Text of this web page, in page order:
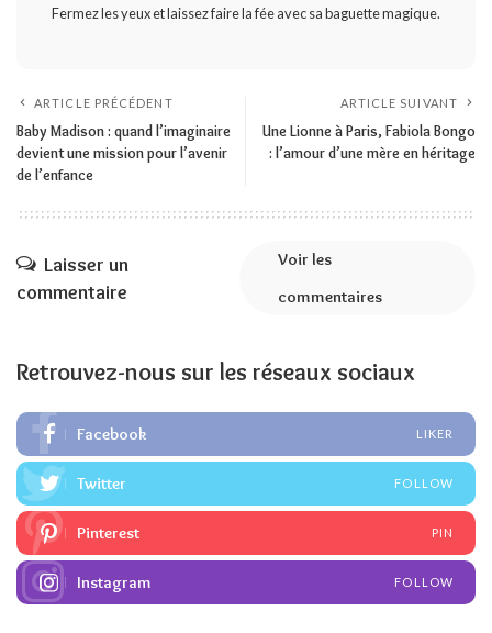
Fermez les yeux et laissez faire la fée avec sa baguette magique.
ARTICLE PRÉCÉDENT
Baby Madison : quand l’imaginaire
devient une mission pour l’avenir
de l’enfance
ARTICLE SUIVANT
Une Lionne à Paris, Fabiola Bongo
: l’amour d’une mère en héritage
Laisser un
commentaire
Voir les
commentaires
Retrouvez-nous sur les réseaux sociaux
Facebook LIKER
Twitter FOLLOW
Pinterest PIN
Instagram FOLLOW